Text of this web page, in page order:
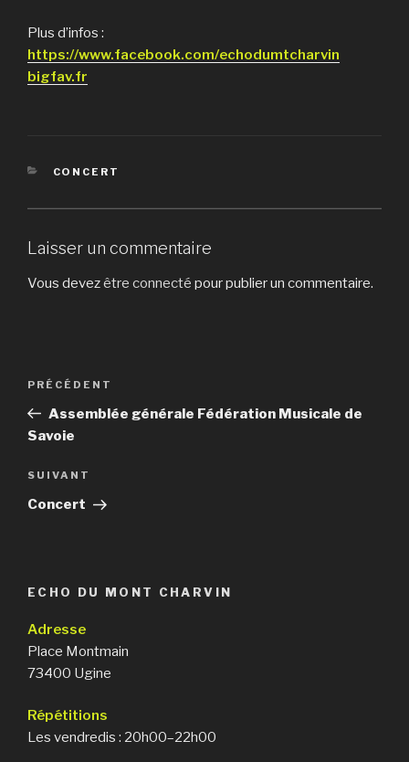
Plus d’infos :
https://www.facebook.com/echodumtcharvin
bigfav.fr
CATÉGORIES
CONCERT
Laisser un commentaire
Vous devezêtre connecté pour publier un commentaire.
Navigation
l’article
Article
précédent
PRÉCÉDENT
Assemblée générale Fédération Musicale de
Savoie
Article
suivant
SUIVANT
Concert
ECHO DU MONT CHARVIN
Adresse
Place Montmain
73400 Ugine
Répétitions
Les vendredis : 20h00–22h00